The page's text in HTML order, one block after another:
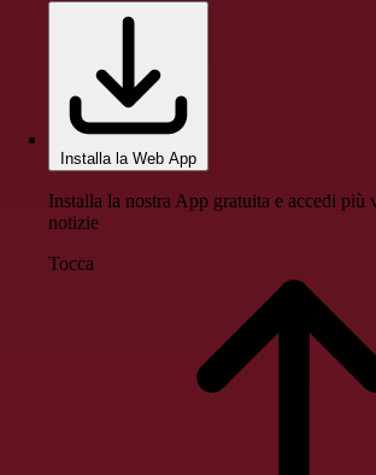
Installa la Web App
Installa la nostra App gratuita e accedi più
notizie
Tocca